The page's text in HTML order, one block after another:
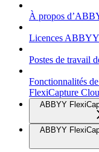
À propos
Licences
Postes de travail
Fonctionnalités
FlexiCapture
ABBYY
ABBYY